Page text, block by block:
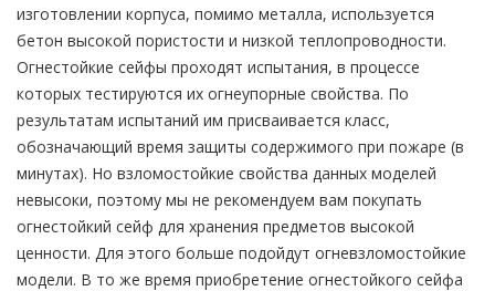
изготовлении корпуса, помимо металла, используется
бетон высокой пористости и низкой теплопроводности.
Огнестойкие сейфы проходят испытания, в процессе
которых тестируются их огнеупорные свойства. По
результатам испытаний им присваивается класс,
обозначающий время защиты содержимого при пожаре (в
минутах). Но взломостойкие свойства данных моделей
невысоки, поэтому мы не рекомендуем вам покупать
огнестойкий сейф для хранения предметов высокой
ценности. Для этого больше подойдут огневзломостойкие
модели. В то же время приобретение огнестойкого сейфа